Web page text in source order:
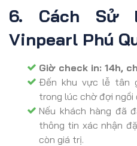
6. Cách Sử
Vinpearl Phú
Giờ check in: 14h,
Đến khu vực lễ tân
trong lúc chờ đợi ngồi
Nếu khách hàng đã
thông tin xác nhận
còn giá trị.